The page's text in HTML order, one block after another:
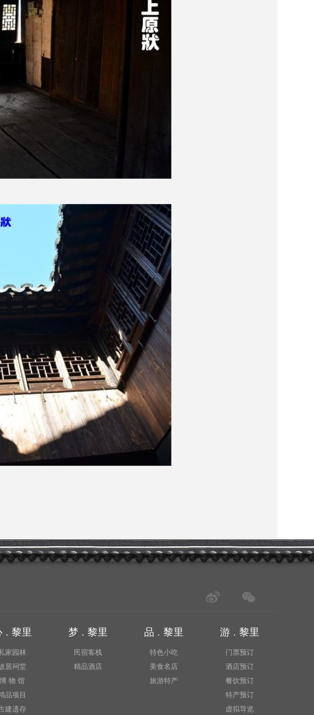
. 黎里
家园林
居祠堂
博 物 馆
品项目
建遗存
梦 . 黎里
民宿客栈
精品酒店
品 . 黎里
特色小吃
美食名店
旅游特产
游 . 黎里
门票预订
酒店预订
餐饮预订
特产预订
虚拟导览